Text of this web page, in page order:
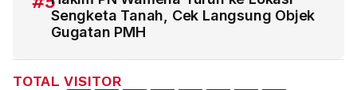
Sengketa Tanah, Cek Langsung Objek
Gugatan PMH
TOTAL VISITOR